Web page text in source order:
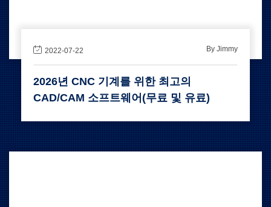
2022-07-22 By Jimmy
2026년 CNC 기계를 위한 최고의
CAD/CAM 소프트웨어(무료 및 유료)